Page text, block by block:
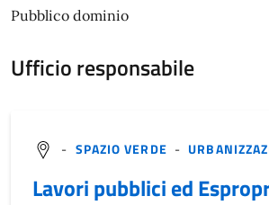
Pubblico dominio
Ufficio responsabile
- SPAZIO VERDE -
Lavori pubblici ed